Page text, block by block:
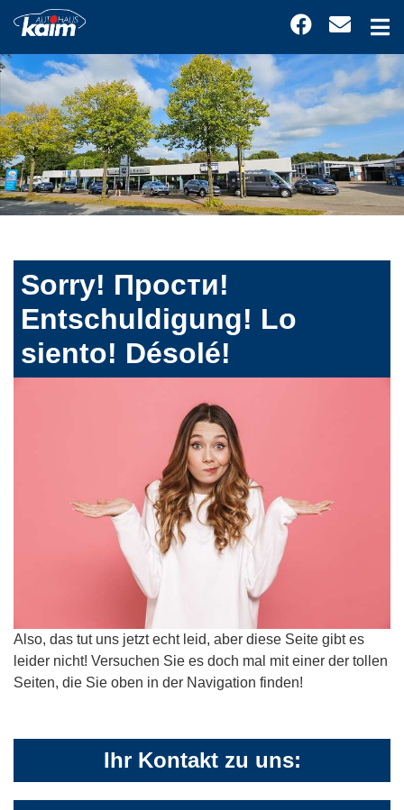
Sorry! Прости!
Entschuldigung! Lo
siento! Désolé!
Also, das tut uns jetzt echt leid, aber diese Seite gibt es
leider nicht! Versuchen Sie es doch mal mit einer der tollen
Seiten, die Sie oben in der Navigation finden!
Ihr Kontakt zu uns: